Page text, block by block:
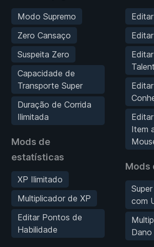
Modo Supremo
Zero Cansaço
Suspeita Zero
Capacidade de
Transporte Super
Duração de Corrida
Ilimitada
Mods de
estatísticas
XP Ilimitado
Multiplicador de XP
Editar Pontos de
Habilidade
Item
Mods
com
Dano